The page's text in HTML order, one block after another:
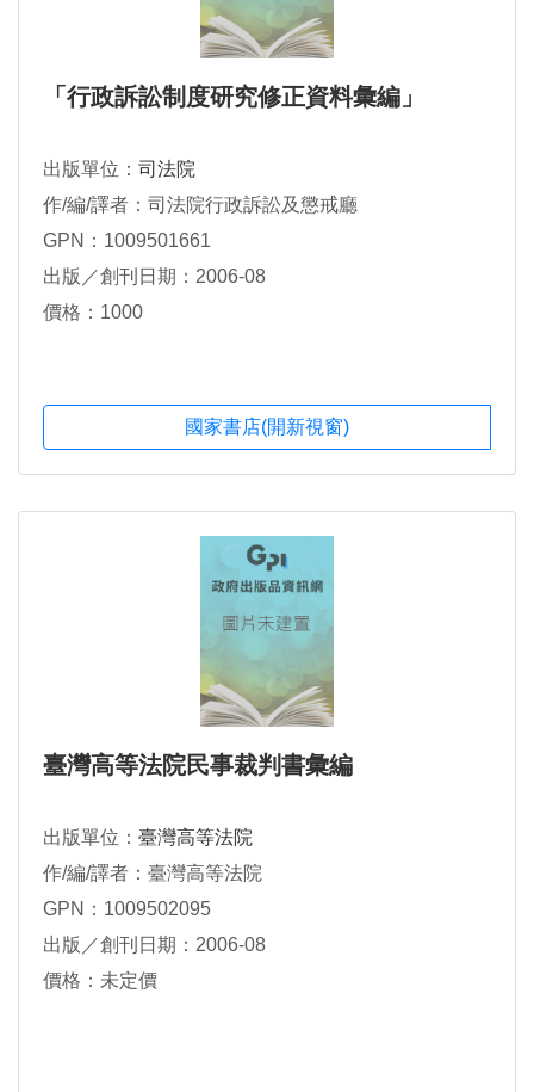
「行政訴訟制度研究修正資料彙編」
出版單位： 司法院
作/編/譯者：司法院行政訴訟及懲戒廳
GPN：1009501661
出版／創刊日期：2006-08
價格：1000
國家書店(開新視窗)
臺灣高等法院民事裁判書彙編
出版單位： 臺灣高等法院
作/編/譯者：臺灣高等法院
GPN：1009502095
出版／創刊日期：2006-08
價格：未定價